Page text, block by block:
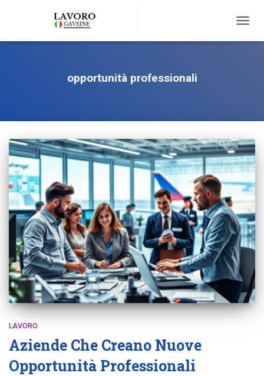
opportunità professionali
LAVORO
Aziende Che Creano Nuove
Opportunità Professionali